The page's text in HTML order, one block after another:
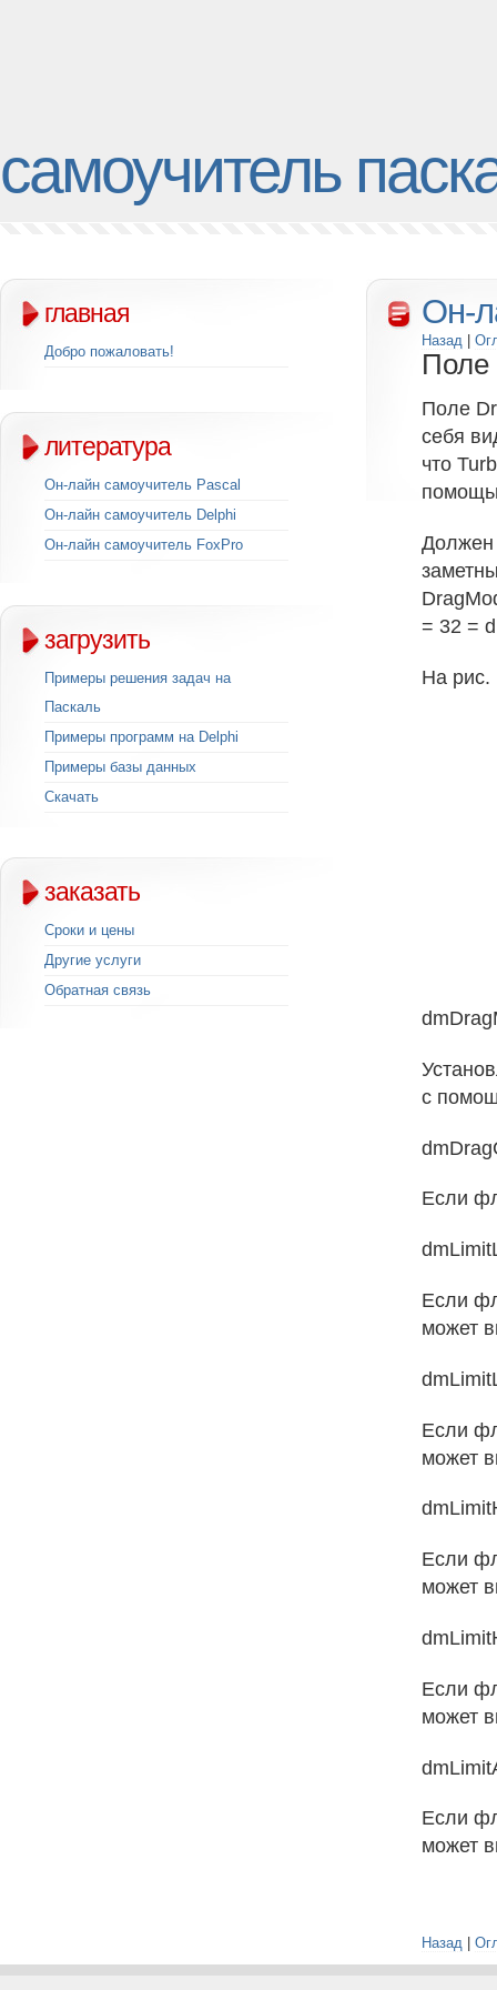
самоучитель
Он-
Назад
Поле
Поле
себя
что
Должен
= 32 =
На рис.
с
Если
Если
может
Если
может
Если
может
Если
может
Если
может
Назад
главная
Добро пожаловать!
литература
Он-лайн самоучитель Pascal
Он-лайн самоучитель Delphi
Он-лайн самоучитель FoxPro
загрузить
Примеры решения задач на
Паскаль
Примеры программ на Delphi
Примеры базы данных
Скачать
заказать
Сроки и цены
Другие услуги
Обратная связь